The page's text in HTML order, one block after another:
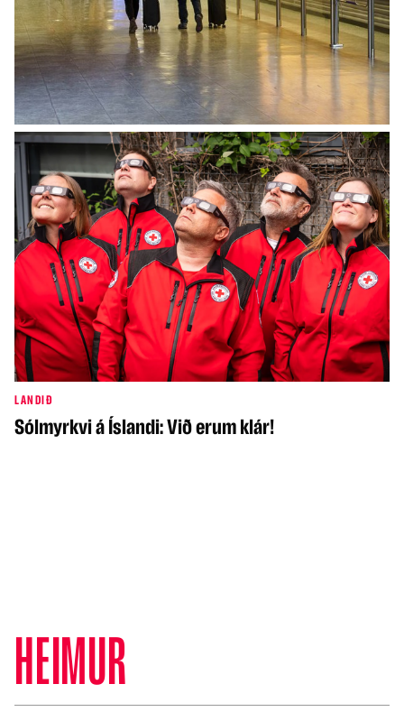
INNLENT
Breytingar í grunnskólum Íslands verða
innleiddar í tveimur áföngum
LANDIÐ
Sólmyrkvi á Íslandi: Við erum klár!
HEIMUR